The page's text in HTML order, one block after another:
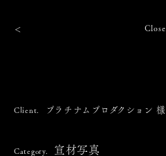
＜ Close
Client. プラチナムプロダクション 様
Category. 宣材写真